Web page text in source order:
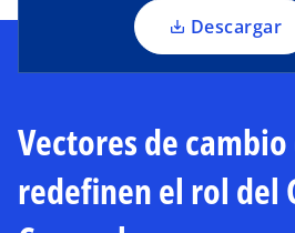
y
V
Descargar
e
ñ
a
n
Vectores de
redefinen el rol del